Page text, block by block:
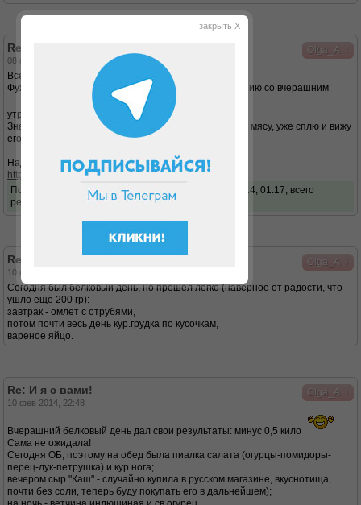
Olga_A
Re: И я с вами!
08 фев 2014, 14:20
Всем доброго дня!
Фух... можно выдыхать - снижение 300 гр по сравнению со вчерашним
утром
Значит, сегодня делаю-таки себе овощной салатик к мясу, уже сплю и вижу
его ))
Надо бы попробовать испечь хлеб:
http://dukandiet.ru/xleb-nastoyashhij-bez-dopov/
Последний раз редактировалось Olga_A
01 апр 2014, 01:17, всего
редактировалось 1 раз.
Olga_A
Re: И я с вами!
10 фев 2014, 00:47
Сегодня был белковый день, но прошёл легко (наверное от радости, что
ушло ещё 200 гр):
завтрак - омлет с отрубями,
потом почти весь день кур.грудка по кусочкам,
вареное яйцо.
Olga_A
Re: И я с вами!
10 фев 2014, 22:48
Вчерашний белковый день дал свои результаты: минус 0,5 кило
Сама не ожидала!
Сегодня ОБ, поэтому на обед была пиалка салата (огурцы-помидоры-
перец-лук-петрушка) и кур.нога;
вечером сыр "Каш" - случайно купила в русском магазине, вкуснотища,
почти без соли, теперь буду покупать его в дальнейшем);
закрыть X